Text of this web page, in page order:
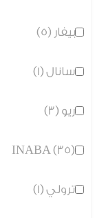
بيفار (5)
سانال (1)
ريو (3)
INABA (35)
ترولي (1)